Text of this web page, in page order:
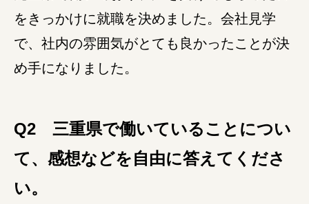
シルバー人材の就労支援
障がい者の就労支援
をきっかけに就職を決めました。会社見学
で、社内の雰囲気がとても良かったことが決
め手になりました。
Q2 三重県で働いていることについ
て、感想などを自由に答えてくださ
い。